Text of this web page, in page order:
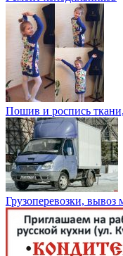
Пошив и роспись
Грузоперевозки, вывоз